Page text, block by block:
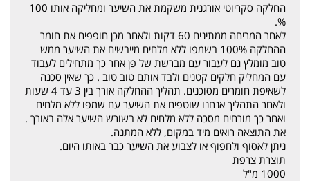
החלקה סקריוטי אורגנית משקמת את השיער ומחליקה אותו 100
%.
לאחר המריחה ממתינים 60 דקות ולאחר מכן חופפים את חומר
ההחלקה 100% בשמפו ללא מלחים מייבשים את השיער ממש
טוב מומלץ גם לעבור עם מברשת של פן אחר כך מתחילים לעבוד
עם המחליק חלקים קטנים ולבד אותם טוב טוב . כך שאין סכנה
לשאיפת חומרים מסוכנים. תהליך ההחלקה אורך בין 3 עד 4 שעות
ולאחר התהליך אנחנו שוטפים את השיער עם שמפו ללא מלחים
ואחר כך מורחים מסכה ללא מלחים לא בשורש השיער אלה באורך .
את התוצאה רואים מיד במקום, ללא המתנה.
ניתן לאסוף ולחפוף או לצבוע את השיער כבר באותו היום.
תוצרת צרפת
1000 מ"ל